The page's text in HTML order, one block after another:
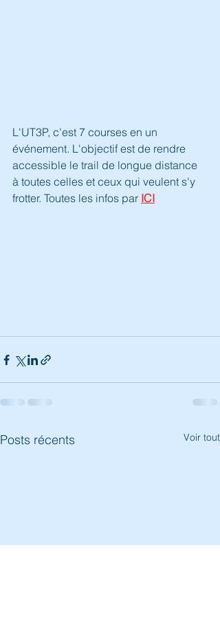
L'UT3P, c'est 7 courses en un
événement. L'objectif est de rendre
accessible le trail de longue distance
à toutes celles et ceux qui veulent s'y
frotter. Toutes les infos par ICI
Posts récents Voir tout